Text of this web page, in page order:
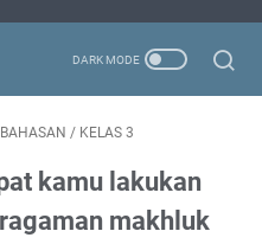
/ KELAS 3
kamu lakukan
makhluk